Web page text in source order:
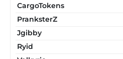
CargoTokens
PranksterZ
Jgibby
Ryid